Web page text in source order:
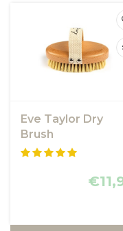
Eve Taylor Dry
Brush